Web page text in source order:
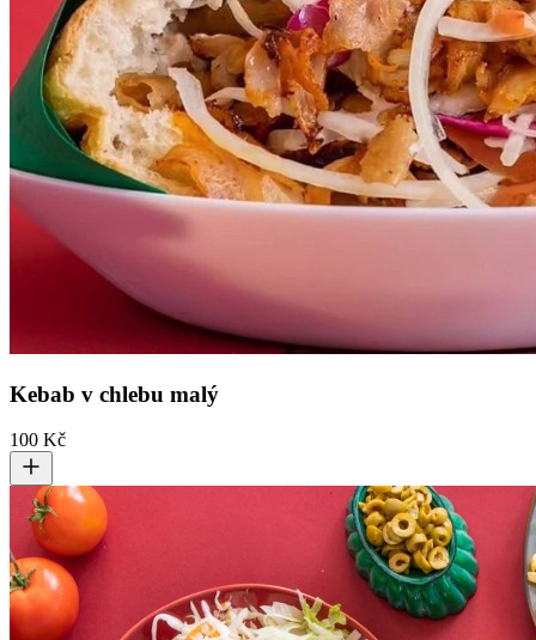
Kebab v chlebu malý
100 Kč